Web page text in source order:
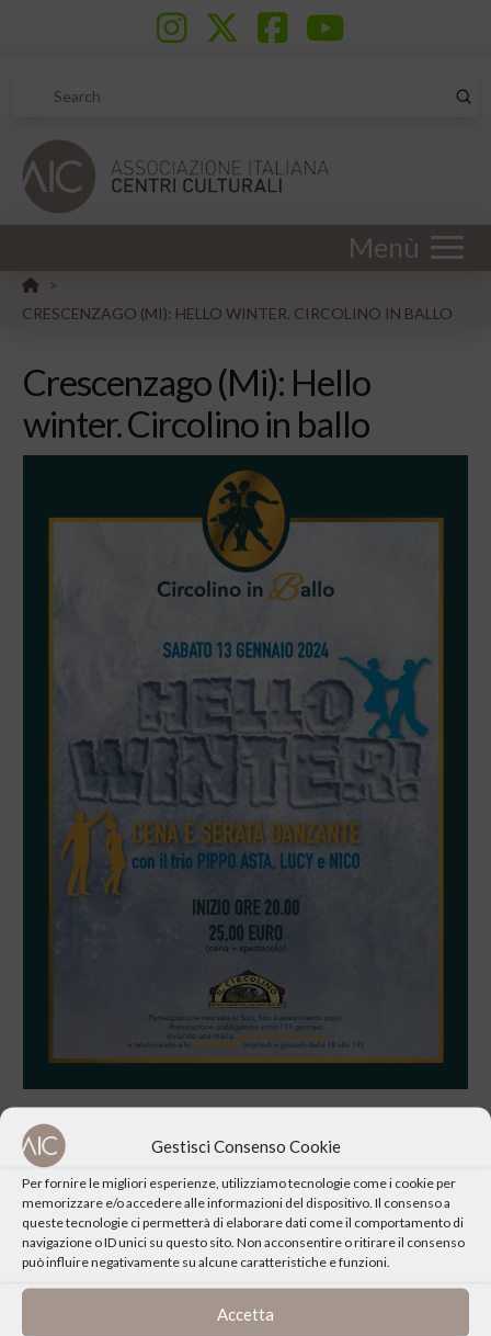
Gestisci Consenso Cookie
Per fornire le migliori esperienze, utilizziamo tecnologie come i cookie per
memorizzare e/o accedere alle informazioni del dispositivo. Il consenso a
queste tecnologie ci permetterà di elaborare dati come il comportamento di
navigazione o ID unici su questo sito. Non acconsentire o ritirare il consenso
può influire negativamente su alcune caratteristiche e funzioni.
Accetta
Search
Menù
HOME
>
CRESCENZAGO (MI): HELLO WINTER. CIRCOLINO IN BALLO
Crescenzago (Mi): Hello
winter. Circolino in ballo
CONDIVIDI QUESTO EVENTO